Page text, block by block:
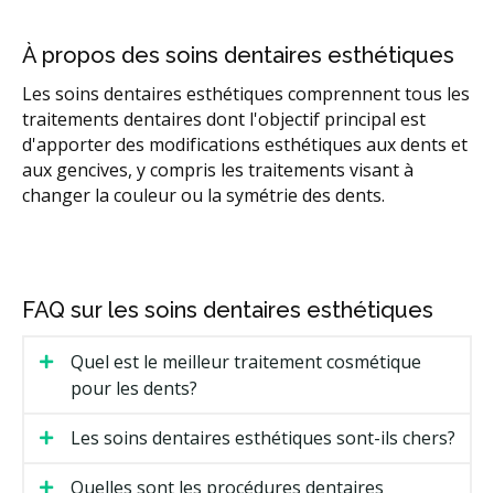
À propos des soins dentaires esthétiques
Les soins dentaires esthétiques comprennent tous les
traitements dentaires dont l'objectif principal est
d'apporter des modifications esthétiques aux dents et
aux gencives, y compris les traitements visant à
changer la couleur ou la symétrie des dents.
FAQ sur les soins dentaires esthétiques
Quel est le meilleur traitement cosmétique
pour les dents?
Les soins dentaires esthétiques sont-ils chers?
Quelles sont les procédures dentaires